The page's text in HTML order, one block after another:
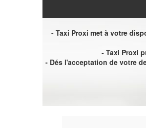
- Taxi Proxi met à votre
- Taxi Proxi
- Dés l'acceptation de votre